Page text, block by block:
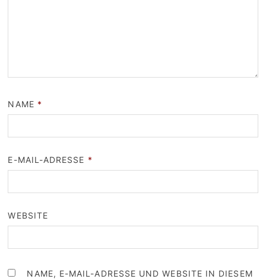
NAME *
E-MAIL-ADRESSE *
WEBSITE
NAME, E-MAIL-ADRESSE UND WEBSITE IN DIESEM